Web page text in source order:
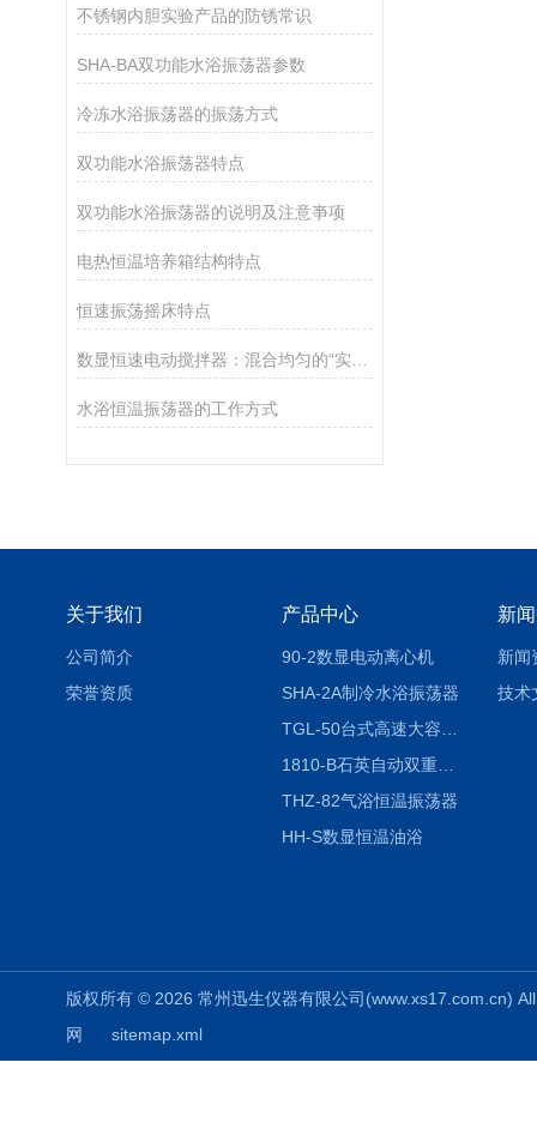
不锈钢内胆实验产品的防锈常识
SHA-BA双功能水浴振荡器参数
冷冻水浴振荡器的振荡方式
双功能水浴振荡器特点
双功能水浴振荡器的说明及注意亊项
电热恒温培养箱结构特点
恒速振荡摇床特点
水浴恒温振荡器的工作方式
关于我们
公司简介
荣誉资质
产品中心
90-2数显电动离心机
SHA-2A制冷水浴振荡器
1810-B石英自动双重纯水蒸馏水器
THZ-82气浴恒温振荡器
HH-S数显恒温油浴
新
新闻
技术
版权所有 © 2026 常州迅生仪器有限公司
网
sitemap.xml